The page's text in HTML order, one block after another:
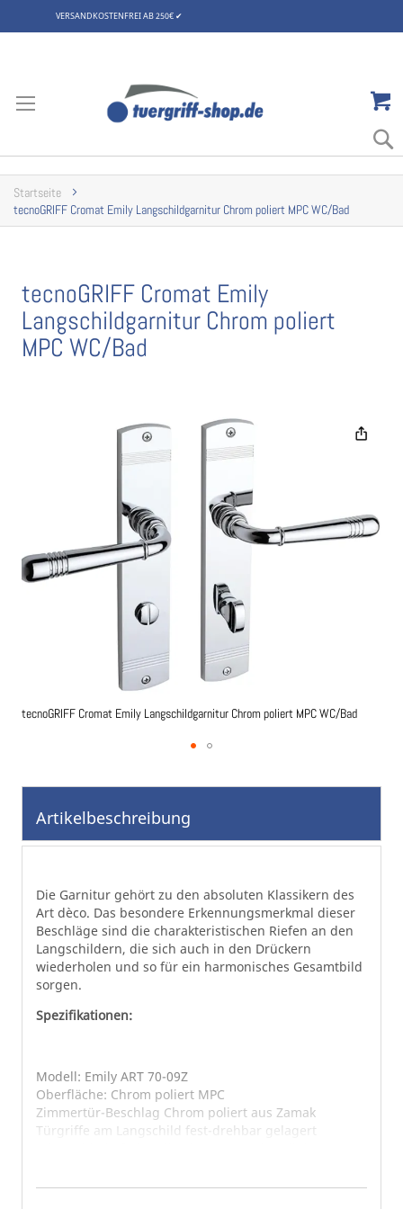
VERSANDKOSTENFREI AB 250€ ✔
springen
Startseite
tecnoGRIFF Cromat Emily Langschildgarnitur Chrom poliert MPC WC/Bad
tecnoGRIFF Cromat Emily
Langschildgarnitur Chrom poliert
MPC WC/Bad
tecnoGRIFF Cromat Emily Langschildgarnitur Chrom poliert MPC WC/Bad
Anfang
Bildgalerie
springen
Artikelbeschreibung
Die Garnitur gehört zu den absoluten Klassikern des
Art dèco. Das besondere Erkennungsmerkmal dieser
Beschläge sind die charakteristischen Riefen an den
Langschildern, die sich auch in den Drückern
wiederholen und so für ein harmonisches Gesamtbild
sorgen.
Spezifikationen:
Modell: Emily ART 70-09Z
Oberfläche: Chrom poliert MPC
Zimmertür-Beschlag Chrom poliert aus Zamak
Türgriffe am Langschild fest-drehbar gelagert
Links/rechts verwendbare Garnitur nach deutschem